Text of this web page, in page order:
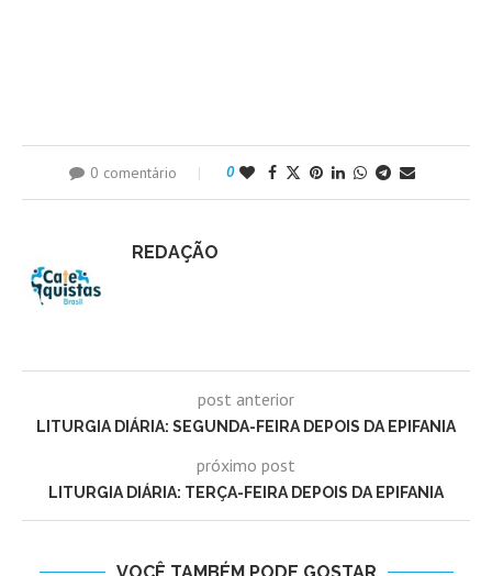
0 comentário 0
REDAÇÃO
post anterior
LITURGIA DIÁRIA: SEGUNDA-FEIRA DEPOIS DA EPIFANIA
próximo post
LITURGIA DIÁRIA: TERÇA-FEIRA DEPOIS DA EPIFANIA